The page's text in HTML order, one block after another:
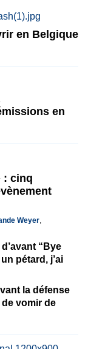
en Belgique
en
: cinq
Weyer,
“Bye
pétard, j’ai
la défense
de vomir de